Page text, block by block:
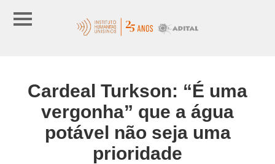
Cardeal Turkson: “É uma
vergonha” que a água
potável não seja uma
prioridade